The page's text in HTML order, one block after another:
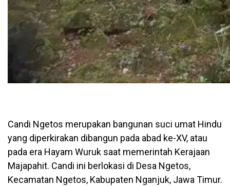
Candi Ngetos merupakan bangunan suci umat Hindu
yang diperkirakan dibangun pada abad ke-XV, atau
pada era Hayam Wuruk saat memerintah Kerajaan
Majapahit. Candi ini berlokasi di Desa Ngetos,
Kecamatan Ngetos, Kabupaten Nganjuk, Jawa Timur.